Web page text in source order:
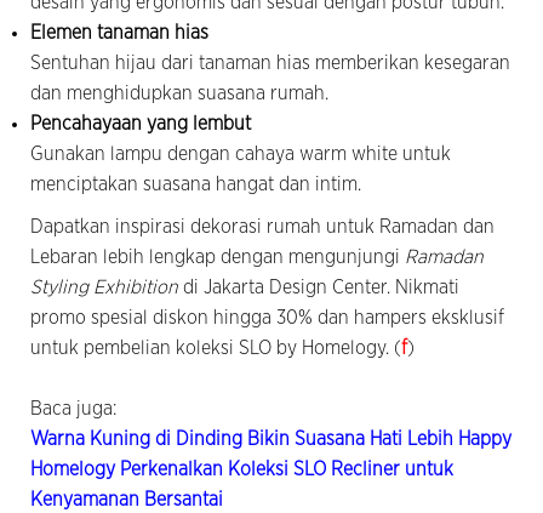
Elemen tanaman hias
Sentuhan hijau dari tanaman hias memberikan kesegaran
dan menghidupkan suasana rumah.
Pencahayaan yang lembut
Gunakan lampu dengan cahaya warm white untuk
menciptakan suasana hangat dan intim.
Dapatkan inspirasi dekorasi rumah untuk Ramadan dan
Lebaran lebih lengkap dengan mengunjungi Ramadan
Styling Exhibition di Jakarta Design Center. Nikmati
promo spesial diskon hingga 30% dan hampers eksklusif
untuk pembelian koleksi SLO by Homelogy. (f)
Baca juga:
Warna Kuning di Dinding Bikin Suasana Hati Lebih Happy
Homelogy Perkenalkan Koleksi SLO Recliner untuk
Kenyamanan Bersantai